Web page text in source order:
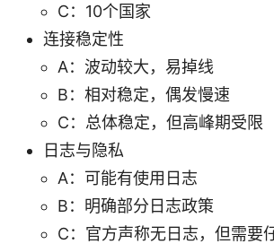
C：10个国家
连接稳定性
A：波动较大，易掉线
B：相对稳定，偶发慢速
C：总体稳定，但高峰期受限
日志与隐私
A：可能有使用日志
B：明确部分日志政策
C：官方声称无日志，但需要